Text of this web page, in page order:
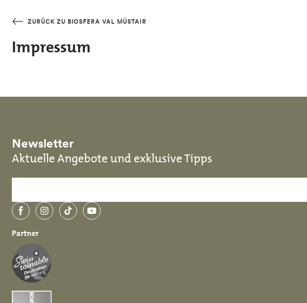
ZURÜCK ZU BIOSFERA VAL MÜSTAIR
Impressum
Newsletter
Aktuelle Angebote und exklusive Tipps
FacebookInstagramTikTokYouTube
Partner